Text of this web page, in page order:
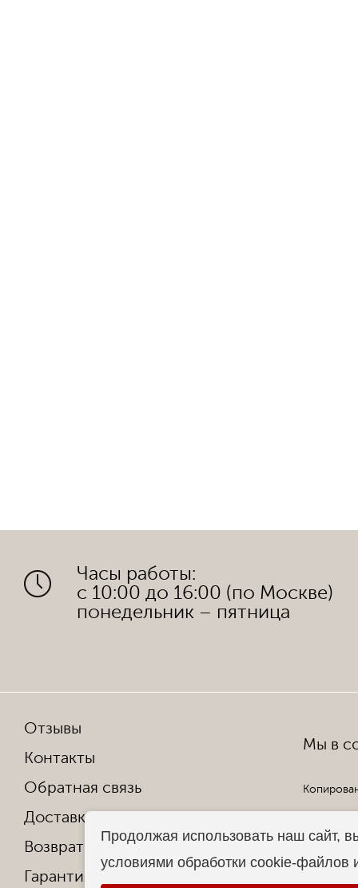
Часы работы:
с 10:00 до 16:00 (по Москве)
понедельник – пятница
Отзывы
Контакты
Обратная связь
Доставка и оплата
Возврат и обмен
Гарантия от производителя
Мы в
Продолжая использовать наш сайт,
условиями обработки cookie-файлов